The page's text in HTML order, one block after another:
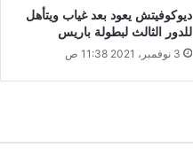
ديوكوفيتش يعود بعد غياب ويتأهل
للدور الثالث لبطولة باريس
3 نوفمبر، 2021 11:38 ص